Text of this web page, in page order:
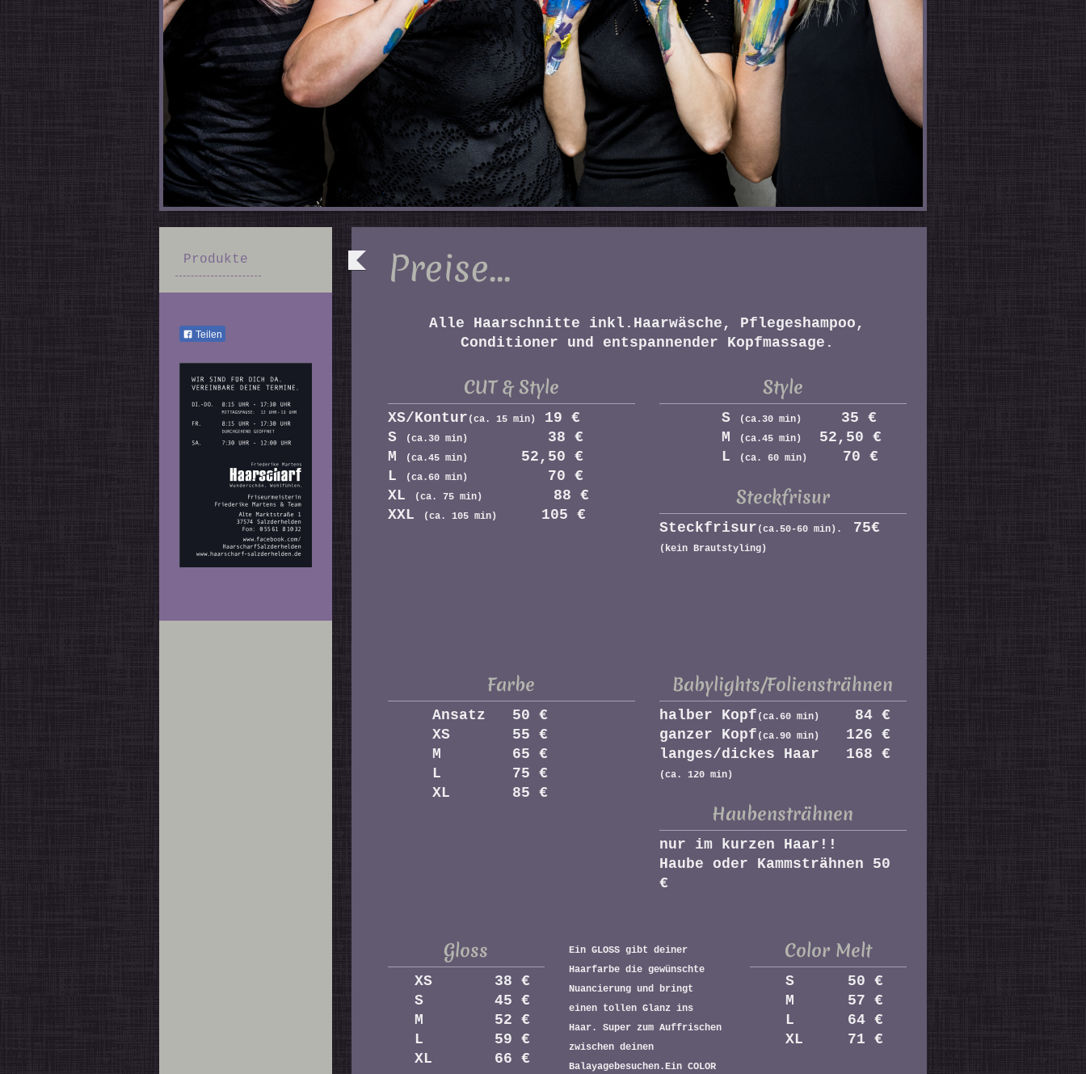
Preise...
Alle Haarschnitte inkl.Haarwäsche, Pflegeshampoo,
Conditioner und entspannender Kopfmassage.
CUT & Style
XS/Kontur (ca. 15 min)
19 €
S
(ca.30 min)
38 €
M
(ca.45 min)
52,50 €
L
(ca.60 min)
70 €
XL
(ca. 75 min)
88 €
XXL
(ca. 105 min) 105 €
Style
S (ca.30 min) 35 €
M
(ca.45 min)
52,50 €
L
(ca. 60 min) 70 €
Steckfrisur
Steckfrisur (ca.50-60 min). 75€
(kein Brautstyling)
Farbe
Ansatz 50 €
XS 55 €
M 65 €
L 75 €
XL 85 €
Babylights/Foliensträhnen
halber Kopf (ca.60 min)
84 €
ganzer Kopf (ca.90 min)
126 €
langes/dickes Haar 168 €
(ca. 120 min)
Haubensträhnen
nur im kurzen Haar!!
Haube oder Kammsträhnen 50
€
Gloss
XS 38 €
S 45 €
M 52 €
L 59 €
XL 66 €
Ein GLOSS gibt deiner
Haarfarbe die gewünschte
Nuancierung und bringt
einen tollen Glanz ins
Haar. Super zum Auffrischen
zwischen deinen
Balayagebesuchen.Ein COLOR
Color Melt
S 50 €
M 57 €
L 64 €
XL 71 €
Produkte
Teilen